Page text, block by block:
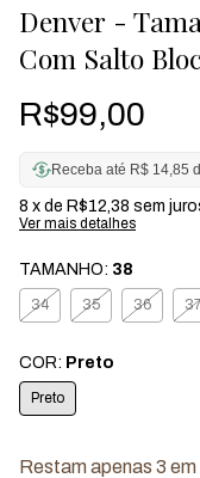
Denver -
Com Salto
R$99,00
Receba até R$ 14,85
8 x de R$12,38 sem
Ver mais detalhes
TAMANHO: 38
34 35 36
COR: Preto
Preto
Restam apenas 3 em